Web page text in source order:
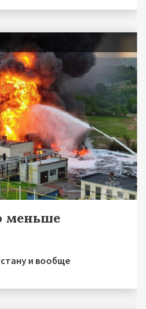
меньше
и вообще